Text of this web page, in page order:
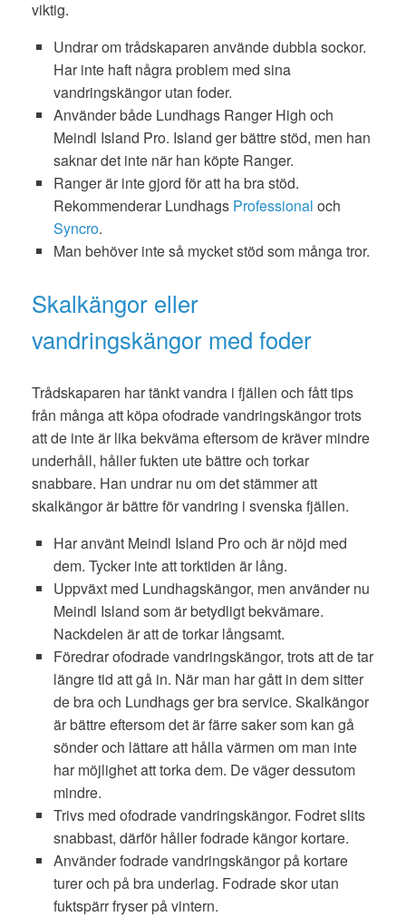
viktig.
Undrar om trådskaparen använde dubbla sockor.
Har inte haft några problem med sina
vandringskängor utan foder.
Använder både Lundhags Ranger High och
Meindl Island Pro. Island ger bättre stöd, men han
saknar det inte när han köpte Ranger.
Ranger är inte gjord för att ha bra stöd.
Rekommenderar Lundhags Professional och
Syncro.
Man behöver inte så mycket stöd som många tror.
Skalkängor eller
vandringskängor med foder
Trådskaparen har tänkt vandra i fjällen och fått tips
från många att köpa ofodrade vandringskängor trots
att de inte är lika bekväma eftersom de kräver mindre
underhåll, håller fukten ute bättre och torkar
snabbare. Han undrar nu om det stämmer att
skalkängor är bättre för vandring i svenska fjällen.
Har använt Meindl Island Pro och är nöjd med
dem. Tycker inte att torktiden är lång.
Uppväxt med Lundhagskängor, men använder nu
Meindl Island som är betydligt bekvämare.
Nackdelen är att de torkar långsamt.
Föredrar ofodrade vandringskängor, trots att de tar
längre tid att gå in. När man har gått in dem sitter
de bra och Lundhags ger bra service. Skalkängor
är bättre eftersom det är färre saker som kan gå
sönder och lättare att hålla värmen om man inte
har möjlighet att torka dem. De väger dessutom
mindre.
Trivs med ofodrade vandringskängor. Fodret slits
snabbast, därför håller fodrade kängor kortare.
Använder fodrade vandringskängor på kortare
turer och på bra underlag. Fodrade skor utan
fuktspärr fryser på vintern.